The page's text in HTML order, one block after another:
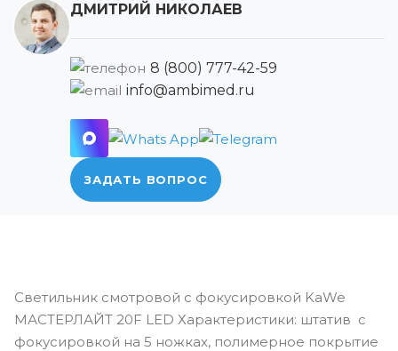
ДМИТРИЙ НИКОЛАЕВ
8 (800) 777-42-59
info@ambimed.ru
ЗАДАТЬ ВОПРОС
Светильник смотровой с фокусировкой KaWe
МАСТЕРЛАЙТ 20F LED Характеристики: штатив с
фокусировкой на 5 ножках, полимерное покрытие